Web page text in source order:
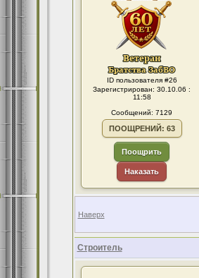
ID пользователя #26
Зарегистрирован: 30.10.06 :
11:58
Сообщений: 7129
ПООЩРЕНИЙ: 63
Поощрить
Наказать
Наверх
Строитель